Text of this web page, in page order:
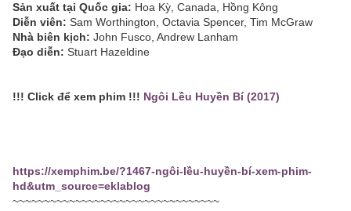
Sản xuất tại Quốc gia: Hoa Kỳ, Canada, Hồng Kông
Diễn viên: Sam Worthington, Octavia Spencer, Tim McGraw
Nhà biên kịch: John Fusco, Andrew Lanham
Đạo diễn: Stuart Hazeldine
!!! Click để xem phim !!! Ngôi Lều Huyền Bí (2017)
https://xemphim.be/?1467-ngôi-lều-huyền-bí-xem-phim-
hd&utm_source=eklablog
~~~~~~~~~~~~~~~~~~~~~~~~~~~~~~~~~